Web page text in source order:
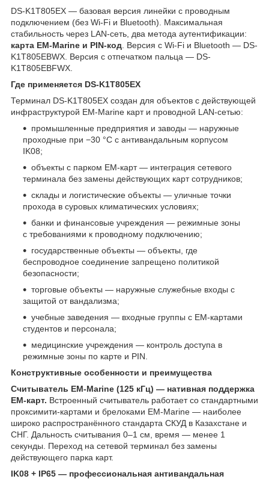
DS-K1T805EX — базовая версия линейки с проводным
подключением (без Wi-Fi и Bluetooth). Максимальная
стабильность через LAN-сеть, два метода аутентификации:
карта EM-Marine и PIN-код . Версия с Wi-Fi и Bluetooth — DS-
K1T805EBWX. Версия с отпечатком пальца — DS-
K1T805EBFWX.
Где применяется DS-K1T805EX
Терминал DS-K1T805EX создан для объектов с действующей
инфраструктурой EM-Marine карт и проводной LAN-сетью:
промышленные предприятия и заводы — наружные
проходные при −30 °C с антивандальным корпусом
IK08;
объекты с парком EM-карт — интеграция сетевого
терминала без замены действующих карт сотрудников;
склады и логистические объекты — уличные точки
прохода в суровых климатических условиях;
банки и финансовые учреждения — режимные зоны
с требованиями к проводному подключению;
государственные объекты — объекты, где
беспроводное соединение запрещено политикой
безопасности;
торговые объекты — наружные служебные входы с
защитой от вандализма;
учебные заведения — входные группы с EM-картами
студентов и персонала;
медицинские учреждения — контроль доступа в
режимные зоны по карте и PIN.
Конструктивные особенности и преимущества
Считыватель EM-Marine (125 кГц) — нативная поддержка
EM-карт. Встроенный считыватель работает со стандартными
проксимити-картами и брелоками EM-Marine — наиболее
широко распространённого стандарта СКУД в Казахстане и
СНГ. Дальность считывания 0–1 см, время — менее 1
секунды. Переход на сетевой терминал без замены
действующего парка карт.
IK08 + IP65 — профессиональная антивандальная